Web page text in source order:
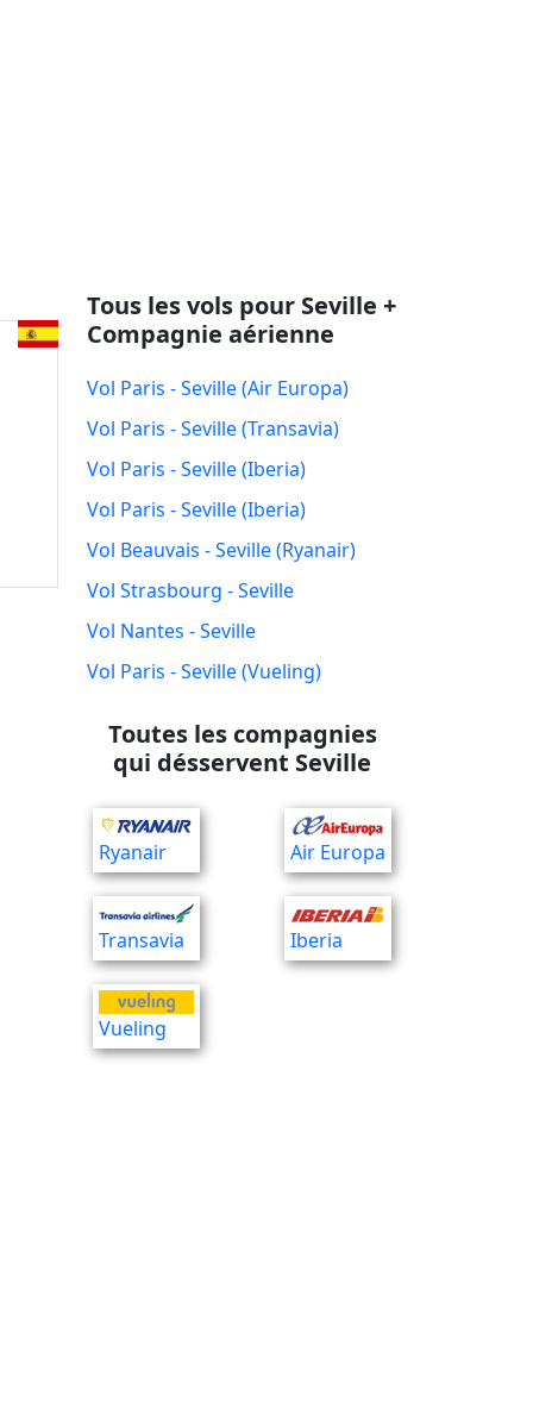
Tous les vols pour Seville +
Compagnie aérienne
Vol Paris - Seville (Air Europa)
Vol Paris - Seville (Transavia)
Vol Paris - Seville (Iberia)
Vol Paris - Seville (Iberia)
Vol Beauvais - Seville (Ryanair)
Vol Strasbourg - Seville
Vol Nantes - Seville
Vol Paris - Seville (Vueling)
Toutes les compagnies
qui désservent Seville
Ryanair Air Europa
Transavia Iberia
Vueling